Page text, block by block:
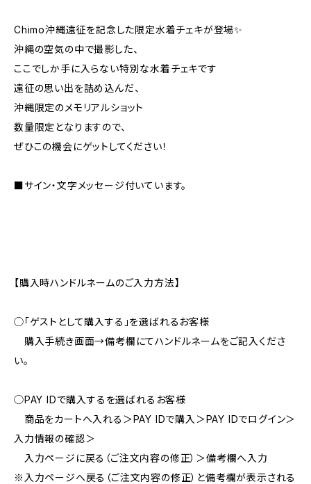
Chimo沖縄遠征を記念した限定水着チェキが登場✨
沖縄の空気の中で撮影した、
ここでしか手に入らない特別な水着チェキです
遠征の思い出を詰め込んだ、
沖縄限定のメモリアルショット
数量限定となりますので、
ぜひこの機会にゲットしてください！
■サイン・文字メッセージ付いています。
【購入時ハンドルネームのご入力方法】
◯「ゲストとして購入する」を選ばれるお客様
購入手続き画面→備考欄にてハンドルネームをご記入くださ
い。
◯PAY IDで購入するを選ばれるお客様
商品をカートへ入れる＞PAY IDで購入＞PAY IDでログイン＞
入力情報の確認＞
入力ページに戻る（ご注文内容の修正）＞備考欄へ入力
※入力ページへ戻る（ご注文内容の修正）と備考欄が表示される